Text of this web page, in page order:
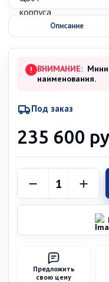
Описание
! ВНИМАНИЕ:
наименования.
Под заказ
235 600
Предложить
свою цену